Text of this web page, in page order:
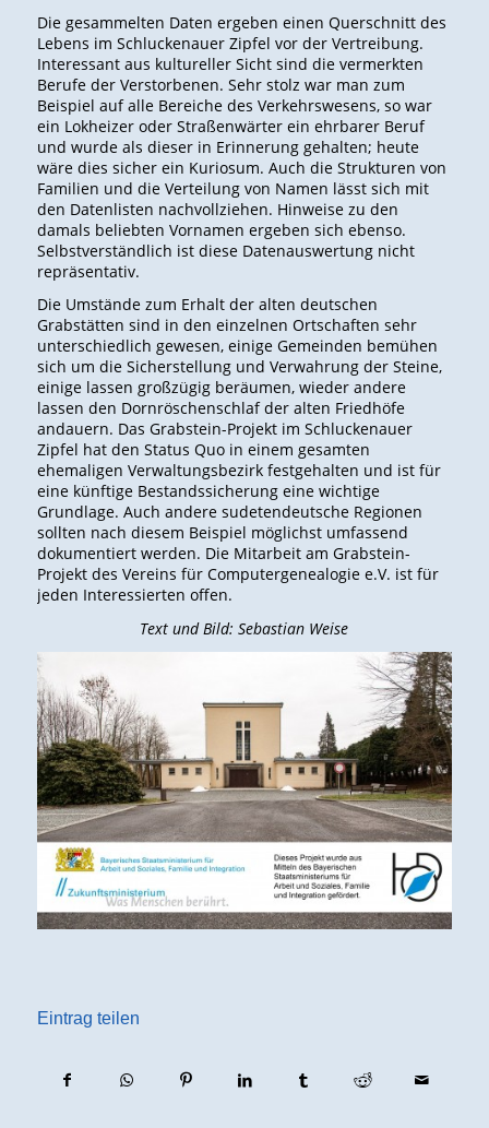
Die gesammelten Daten ergeben einen Querschnitt des
Lebens im Schluckenauer Zipfel vor der Vertreibung.
Interessant aus kultureller Sicht sind die vermerkten
Berufe der Verstorbenen. Sehr stolz war man zum
Beispiel auf alle Bereiche des Verkehrswesens, so war
ein Lokheizer oder Straßenwärter ein ehrbarer Beruf
und wurde als dieser in Erinnerung gehalten; heute
wäre dies sicher ein Kuriosum. Auch die Strukturen von
Familien und die Verteilung von Namen lässt sich mit
den Datenlisten nachvollziehen. Hinweise zu den
damals beliebten Vornamen ergeben sich ebenso.
Selbstverständlich ist diese Datenauswertung nicht
repräsentativ.
Die Umstände zum Erhalt der alten deutschen
Grabstätten sind in den einzelnen Ortschaften sehr
unterschiedlich gewesen, einige Gemeinden bemühen
sich um die Sicherstellung und Verwahrung der Steine,
einige lassen großzügig beräumen, wieder andere
lassen den Dornröschenschlaf der alten Friedhöfe
andauern. Das Grabstein-Projekt im Schluckenauer
Zipfel hat den Status Quo in einem gesamten
ehemaligen Verwaltungsbezirk festgehalten und ist für
eine künftige Bestandssicherung eine wichtige
Grundlage. Auch andere sudetendeutsche Regionen
sollten nach diesem Beispiel möglichst umfassend
dokumentiert werden. Die Mitarbeit am Grabstein-
Projekt des Vereins für Computergenealogie e.V. ist für
jeden Interessierten offen.
Text und Bild: Sebastian Weise
Eintrag teilen